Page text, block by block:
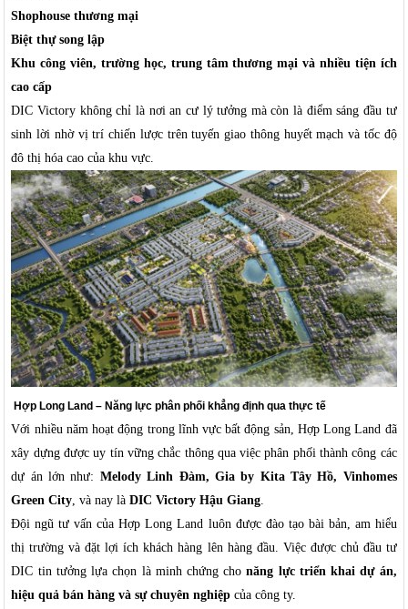
Shophouse thương mại
Biệt thự song lập
Khu công viên, trường học, trung tâm thương mại và nhiều tiện ích
cao cấp
DIC Victory không chỉ là nơi an cư lý tưởng mà còn là điểm sáng đầu tư
sinh lời nhờ vị trí chiến lược trên tuyến giao thông huyết mạch và tốc độ
đô thị hóa cao của khu vực.
Hợp Long Land – Năng lực phân phối khẳng định qua thực tế
Với nhiều năm hoạt động trong lĩnh vực bất động sản, Hợp Long Land đã
xây dựng được uy tín vững chắc thông qua việc phân phối thành công các
dự án lớn như: Melody Linh Đàm, Gia by Kita Tây Hồ, Vinhomes
Green City , và nay làDIC Victory Hậu Giang
Đội ngũ tư vấn của Hợp Long Land luôn được đào tạo bài bản, am hiểu
thị trường và đặt lợi ích khách hàng lên hàng đầu. Việc được chủ đầu tư
DIC tin tưởng lựa chọn là minh chứng chonăng lực triển khai dự án,
hiệu quả bán hàng và sự chuyên nghiệp của công ty.